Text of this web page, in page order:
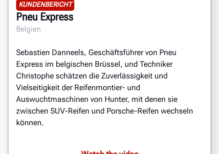
KUNDENBERICHT
Pneu Express
Belgien
Sebastien Danneels, Geschäftsführer von Pneu
Express im belgischen Brüssel, und Techniker
Christophe schätzen die Zuverlässigkeit und
Vielseitigkeit der Reifenmontier- und
Auswuchtmaschinen von Hunter, mit denen sie
zwischen SUV-Reifen und Porsche-Reifen wechseln
können.